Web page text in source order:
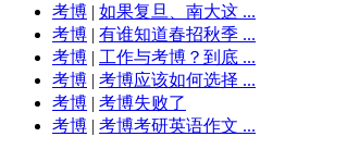
考博 | 如果复旦、南大这 ...
考博 | 有谁知道春招秋季 ...
考博 | 工作与考博？到底 ...
考博 | 考博应该如何选择 ...
考博 | 考博失败了
考博 | 考博考研英语作文 ...